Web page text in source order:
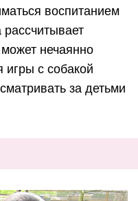
воспитанием
нечаянно
с собакой
за детьми